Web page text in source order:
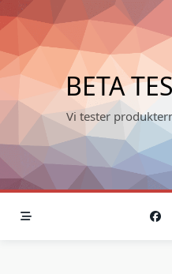
Skip
to
content
BETA
Vi tester